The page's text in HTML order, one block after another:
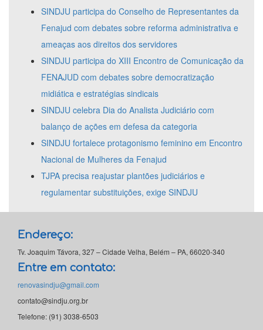
SINDJU participa do Conselho de Representantes da
Fenajud com debates sobre reforma administrativa e
ameaças aos direitos dos servidores
SINDJU participa do XIII Encontro de Comunicação da
FENAJUD com debates sobre democratização
midiática e estratégias sindicais
SINDJU celebra Dia do Analista Judiciário com
balanço de ações em defesa da categoria
SINDJU fortalece protagonismo feminino em Encontro
Nacional de Mulheres da Fenajud
TJPA precisa reajustar plantões judiciários e
regulamentar substituições, exige SINDJU
Endereço:
Tv. Joaquim Távora, 327 – Cidade Velha, Belém – PA, 66020-340
Entre em contato:
renovasindju@gmail.com
contato@sindju.org.br
Telefone: (91) 3038-6503